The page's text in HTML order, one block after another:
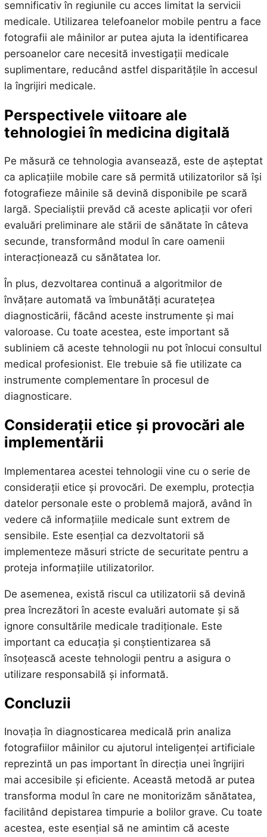
semnificativ în regiunile cu acces limitat la servicii
medicale. Utilizarea telefoanelor mobile pentru a face
fotografii ale mâinilor ar putea ajuta la identificarea
persoanelor care necesită investigații medicale
suplimentare, reducând astfel disparitățile în accesul
la îngrijiri medicale.
Perspectivele viitoare ale
tehnologiei în medicina digitală
Pe măsură ce tehnologia avansează, este de așteptat
ca aplicațiile mobile care să permită utilizatorilor să își
fotografieze mâinile să devină disponibile pe scară
largă. Specialiștii prevăd că aceste aplicații vor oferi
evaluări preliminare ale stării de sănătate în câteva
secunde, transformând modul în care oamenii
interacționează cu sănătatea lor.
În plus, dezvoltarea continuă a algoritmilor de
învățare automată va îmbunătăți acuratețea
diagnosticării, făcând aceste instrumente și mai
valoroase. Cu toate acestea, este important să
subliniem că aceste tehnologii nu pot înlocui consultul
medical profesionist. Ele trebuie să fie utilizate ca
instrumente complementare în procesul de
diagnosticare.
Considerații etice și provocări ale
implementării
Implementarea acestei tehnologii vine cu o serie de
considerații etice și provocări. De exemplu, protecția
datelor personale este o problemă majoră, având în
vedere că informațiile medicale sunt extrem de
sensibile. Este esențial ca dezvoltatorii să
implementeze măsuri stricte de securitate pentru a
proteja informațiile utilizatorilor.
De asemenea, există riscul ca utilizatorii să devină
prea încrezători în aceste evaluări automate și să
ignore consultările medicale tradiționale. Este
important ca educația și conștientizarea să
însoțească aceste tehnologii pentru a asigura o
utilizare responsabilă și informată.
Concluzii
Inovația în diagnosticarea medicală prin analiza
fotografiilor mâinilor cu ajutorul inteligenței artificiale
reprezintă un pas important în direcția unei îngrijiri
mai accesibile și eficiente. Această metodă ar putea
transforma modul în care ne monitorizăm sănătatea,
facilitând depistarea timpurie a bolilor grave. Cu toate
acestea, este esențial să ne amintim că aceste